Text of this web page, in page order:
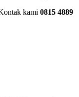
kami 0815 4889